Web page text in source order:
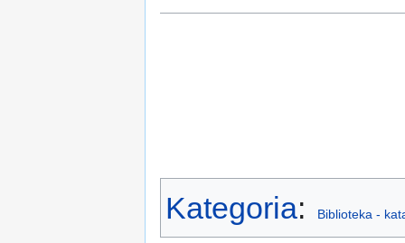
Kategoria: Biblioteka -